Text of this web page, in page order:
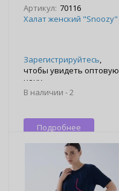
Артикул: 70116
Халат женский "Snoozy"
Зарегистрируйтесь,
чтобы увидеть оптовую
цену
В наличии -2
Подробнее